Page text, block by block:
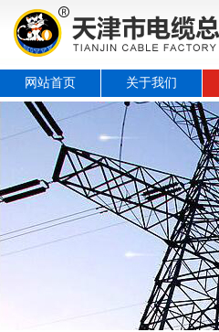
网站首页 关于我们